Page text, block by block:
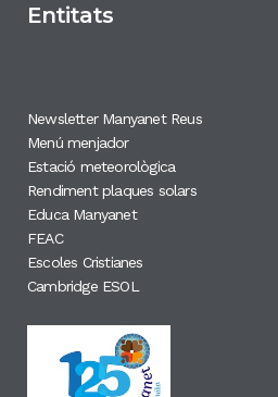
Entitats
Newsletter Manyanet Reus
Menú menjador
Estació meteorològica
Rendiment plaques solars
Educa Manyanet
FEAC
Escoles Cristianes
Cambridge ESOL